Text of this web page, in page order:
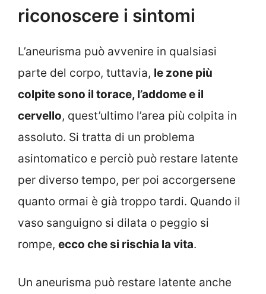
riconoscere i sintomi
L’aneurisma può avvenire in qualsiasi
parte del corpo, tuttavia, le zone più
colpite sono il torace, l’addome e il
cervello, quest’ultimo l’area più colpita in
assoluto. Si tratta di un problema
asintomatico e perciò può restare latente
per diverso tempo, per poi accorgersene
quanto ormai è già troppo tardi. Quando il
vaso sanguigno si dilata o peggio si
rompe, ecco che si rischia la vita.
Un aneurisma può restare latente anche